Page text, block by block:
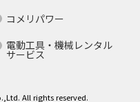
コメリパワー
電動工具・機械レンタル
サービス
All rights reserved.